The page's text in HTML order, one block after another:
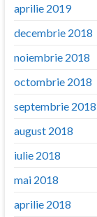
aprilie 2019
decembrie 2018
noiembrie 2018
octombrie 2018
septembrie 2018
august 2018
iulie 2018
mai 2018
aprilie 2018